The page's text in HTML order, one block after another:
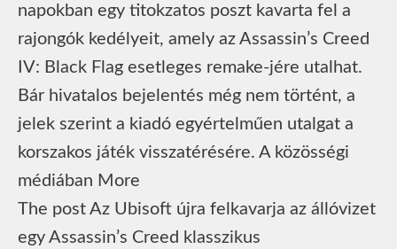
napokban egy titokzatos poszt kavarta fel a
rajongók kedélyeit, amely az Assassin’s Creed
IV: Black Flag esetleges remake-jére utalhat.
Bár hivatalos bejelentés még nem történt, a
jelek szerint a kiadó egyértelműen utalgat a
korszakos játék visszatérésére. A közösségi
médiában More
The post Az Ubisoft újra felkavarja az állóvizet
egy Assassin’s Creed klasszikus